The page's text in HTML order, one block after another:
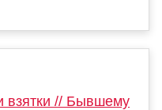
взятки // Бывшему